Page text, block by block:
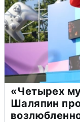
«Четырех
Шаляпин